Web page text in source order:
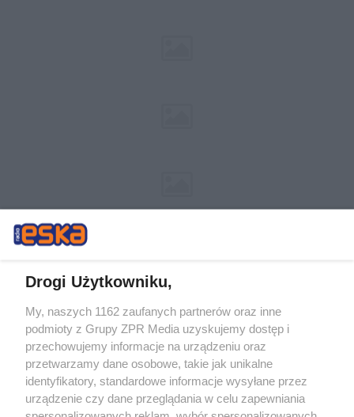
Żaden utwór zamieszczony w serwisie nie może być powielany i
rozpowszechniany lub dalej rozpowszechniany w jakikolwiek sposób (w
tym także elektroniczny lub mechaniczny) na jakimkolwiek polu
eksploatacji w jakiejkolwiek formie, włącznie z umieszczaniem w
Internecie bez pisemnej zgody właściciela praw. Jakiekolwiek użycie lub
wykorzystanie utworów w całości lub w części z naruszeniem prawa,
tzn. bez właściwej zgody, jest zabronione pod groźbą kary i może być
ścigane prawnie.
Drogi Użytkowniku,
My, naszych 1162 zaufanych partnerów oraz inne
podmioty z Grupy ZPR Media uzyskujemy dostęp i
przechowujemy informacje na urządzeniu oraz
przetwarzamy dane osobowe, takie jak unikalne
identyfikatory, standardowe informacje wysyłane przez
urządzenie czy dane przeglądania w celu zapewniania